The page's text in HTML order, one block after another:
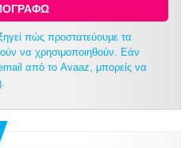
πώς προστατεύουμε τα
να χρησιμοποιηθούν. Εάν
από το Avaaz, μπορείς να